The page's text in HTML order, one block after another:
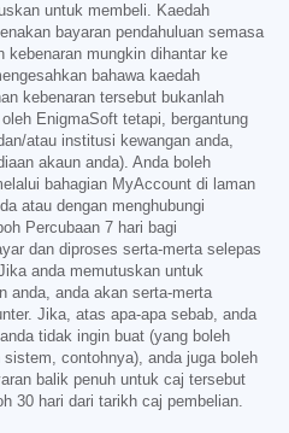
untuk membeli. Kaedah
bayaran pendahuluan semasa
kebenaran mungkin dihantar ke
bahawa kaedah
kebenaran tersebut bukanlah
EnigmaSoft tetapi, bergantung
atau institusi kewangan anda,
akaun anda). Anda boleh
bahagian MyAccount di laman
atau dengan menghubungi
Percubaan 7 hari bagi
dan diproses serta-merta selepas
anda memutuskan untuk
anda, anda akan serta-merta
Jika, atas apa-apa sebab, anda
tidak ingin buat (yang boleh
sistem, contohnya), anda juga boleh
balik penuh untuk caj tersebut
30 hari dari tarikh caj pembelian.